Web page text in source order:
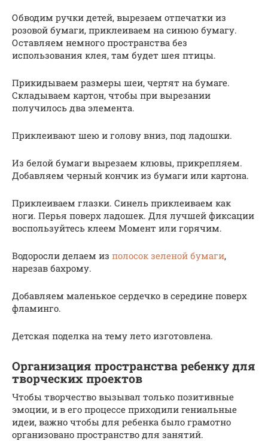
Обводим ручки детей, вырезаем отпечатки из
розовой бумаги, приклеиваем на синюю бумагу.
Оставляем немного пространства без
использования клея, там будет шея птицы.
Прикидываем размеры шеи, чертят на бумаге.
Складываем картон, чтобы при вырезании
получилось два элемента.
Приклеивают шею и голову вниз, под ладошки.
Из белой бумаги вырезаем клювы, прикрепляем.
Добавляем черный кончик из бумаги или картона.
Приклеиваем глазки. Синель приклеиваем как
ноги. Перья поверх ладошек. Для лучшей фиксации
воспользуйтесь клеем Момент или горячим.
Водоросли делаем из полосок зеленой бумаги,
нарезав бахрому.
Добавляем маленькое сердечко в середине поверх
фламинго.
Детская поделка на тему лето изготовлена.
Организация пространства ребенку для
творческих проектов
Чтобы творчество вызывал только позитивные
эмоции, и в его процессе приходили гениальные
идеи, важно чтобы для ребенка было грамотно
организовано пространство для занятий.